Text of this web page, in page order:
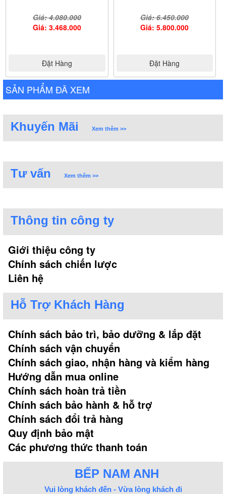
Giá: 4.080.000
Giá: 3.468.000
Đặt Hàng
Giá: 6.450.000
Giá: 5.800.000
Đặt Hàng
SẢN PHẨM ĐÃ XEM
Khuyến Mãi Xem thêm >>
Tư vấn Xem thêm >>
Thông tin công ty
Giới thiệu công ty
Chính sách chiến lược
Liên hệ
Hỗ Trợ Khách Hàng
Chính sách bảo trì, bảo dưỡng & lắp đặt
Chính sách vận chuyển
Chính sách giao, nhận hàng và kiểm hàng
Hướng dẫn mua online
Chính sách hoàn trả tiền
Chính sách bảo hành & hỗ trợ
Chính sách đổi trả hàng
Quy định bảo mật
Các phương thức thanh toán
BẾP NAM ANH
Vui lòng khách đến - Vừa lòng khách đi